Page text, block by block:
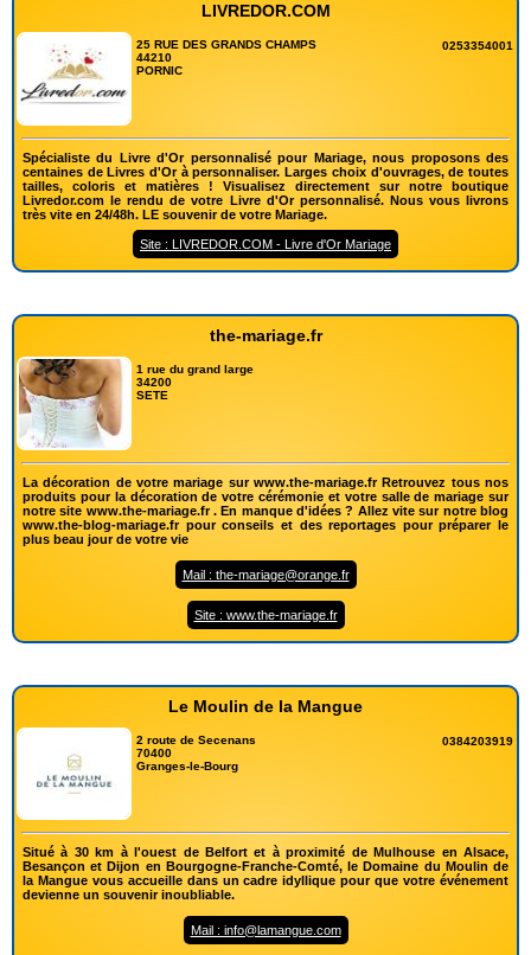
LIVREDOR.COM
25 RUE DES GRANDS CHAMPS
44210
PORNIC
0253354001
Spécialiste du Livre d'Or personnalisé pour Mariage, nous proposons des
centaines de Livres d'Or à personnaliser. Larges choix d'ouvrages, de toutes
tailles, coloris et matières ! Visualisez directement sur notre boutique
Livredor.com le rendu de votre Livre d'Or personnalisé. Nous vous livrons
très vite en 24/48h. LE souvenir de votre Mariage.
Site : LIVREDOR.COM - Livre d'Or Mariage
the-mariage.fr
1 rue du grand large
34200
SETE
La décoration de votre mariage sur www.the-mariage.fr Retrouvez tous nos
produits pour la décoration de votre cérémonie et votre salle de mariage sur
notre site www.the-mariage.fr . En manque d'idées ? Allez vite sur notre blog
www.the-blog-mariage.fr pour conseils et des reportages pour préparer le
plus beau jour de votre vie
Mail : the-mariage@orange.fr
Site : www.the-mariage.fr
Le Moulin de la Mangue
2 route de Secenans
70400
Granges-le-Bourg
0384203919
Situé à 30 km à l'ouest de Belfort et à proximité de Mulhouse en Alsace,
Besançon et Dijon en Bourgogne-Franche-Comté, le Domaine du Moulin de
la Mangue vous accueille dans un cadre idyllique pour que votre événement
devienne un souvenir inoubliable.
Mail : info@lamangue.com